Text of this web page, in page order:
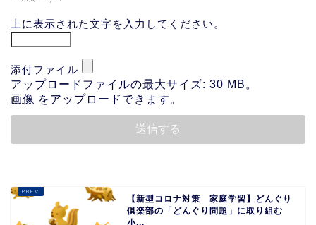
上に表示された文字を入力してください。
添付ファイル
アップロードファイルの最大サイズ: 30 MB。
画像 をアップロードできます。
【新型コロナ対策 家庭学習】どんぐり
倶楽部の「どんぐり問題」に取り組む
小...